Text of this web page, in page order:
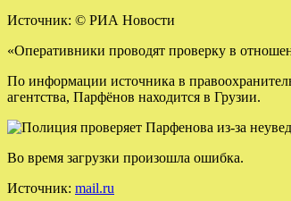
Источник: © РИА Новости
«Оперативники проводят проверку в
По информации источника в
агентства, Парфёнов находится в Грузии.
Во время загрузки произошла ошибка.
Источник: mail.ru